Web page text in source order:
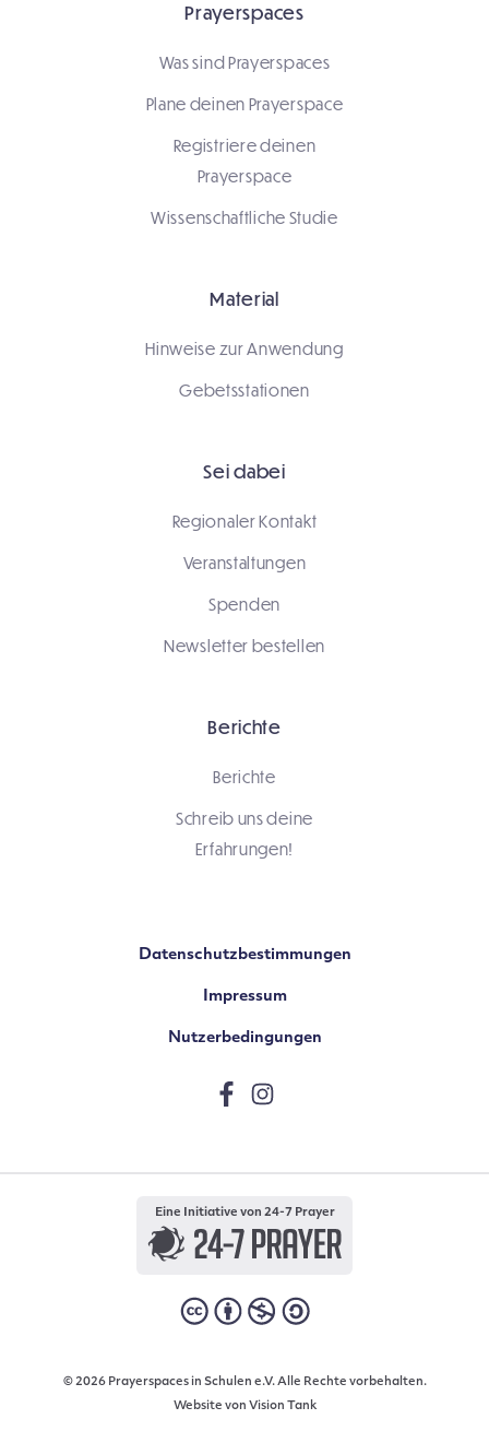
Prayerspaces
Was sind Prayerspaces
Plane deinen Prayerspace
Registriere deinen
Prayerspace
Wissenschaftliche Studie
Material
Hinweise zur Anwendung
Gebetsstationen
Sei dabei
Regionaler Kontakt
Veranstaltungen
Spenden
Newsletter bestellen
Berichte
Berichte
Schreib uns deine
Erfahrungen!
Datenschutzbestimmungen
Impressum
Nutzerbedingungen
Eine Initiative von 24-7 Prayer
© 2026 Prayerspaces in Schulen e.V. Alle Rechte vorbehalten.
Website von Vision Tank